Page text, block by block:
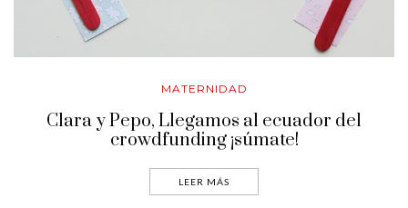
MATERNIDAD
Clara y Pepo, Llegamos al ecuador del
crowdfunding ¡súmate!
LEER MÁS